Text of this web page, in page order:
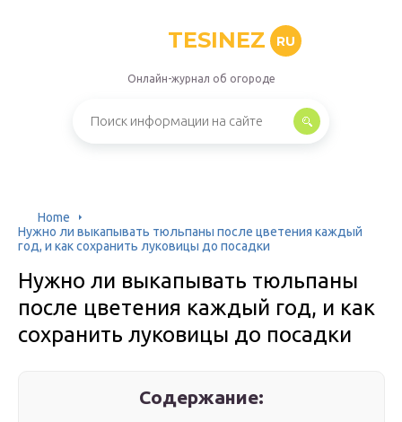
TESINEZ RU
Онлайн-журнал об огороде
Home
Нужно ли выкапывать тюльпаны после цветения каждый
год, и как сохранить луковицы до посадки
Нужно ли выкапывать тюльпаны
после цветения каждый год, и как
сохранить луковицы до посадки
Содержание: